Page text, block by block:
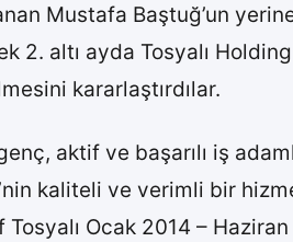
Mustafa Baştuğ’un
2. altı ayda Tosyalı
kararlaştırdılar.
aktif ve başarılı iş
kaliteli ve verimli bir
Tosyalı Ocak 2014 –